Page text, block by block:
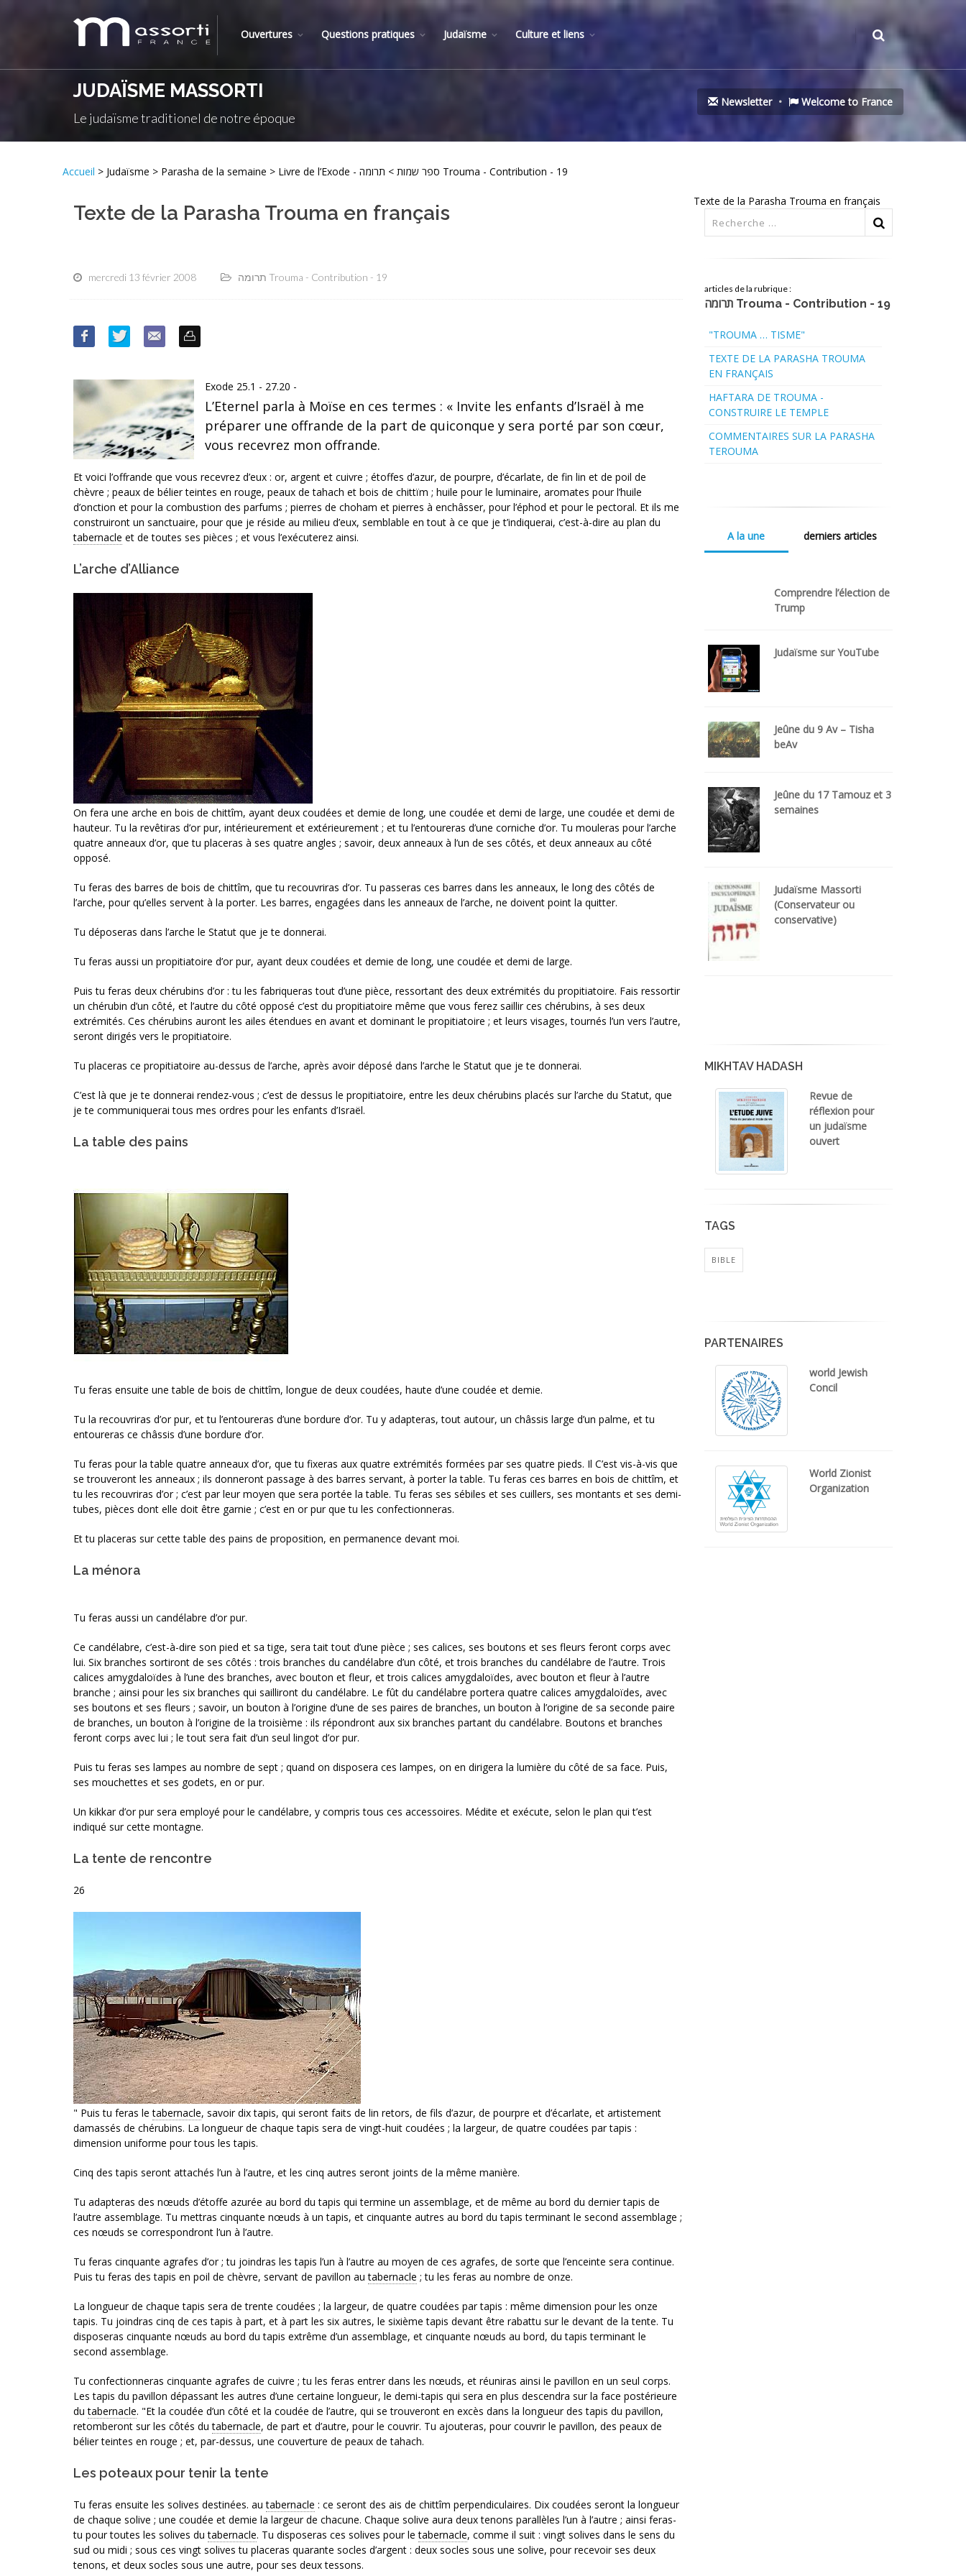
Ouvertures Questions pratiques Judaïsme Culture et liens
JUDAÏSME MASSORTI
Le judaïsme traditionel de notre époque
Newsletter Welcome to France
Accueil > Judaïsme > Parasha de la semaine > Livre de l’Exode - ספר שמות > תרומה Trouma - Contribution - 19
Texte de la Parasha Trouma en français
Texte de la Parasha Trouma en français
mercredi 13 février 2008 תרומה Trouma - Contribution - 19
Exode 25.1 - 27.20 -
L’Eternel parla à Moïse en ces termes : « Invite les enfants d’Israël à me
préparer une offrande de la part de quiconque y sera porté par son cœur,
vous recevrez mon offrande.
Et voici l’offrande que vous recevrez d’eux : or, argent et cuivre ; étoffes d’azur, de pourpre, d’écarlate, de fin lin et de poil de
chèvre ; peaux de bélier teintes en rouge, peaux de tahach et bois de chittïm ; huile pour le luminaire, aromates pour l’huile
d’onction et pour la combustion des parfums ; pierres de choham et pierres à enchâsser, pour l’éphod et pour le pectoral. Et ils me
construiront un sanctuaire, pour que je réside au milieu d’eux, semblable en tout à ce que je t’indiquerai, c’est-à-dire au plan du
tabernacle et de toutes ses pièces ; et vous l’exécuterez ainsi.
L’arche d’Alliance
On fera une arche en bois de chittîm, ayant deux coudées et demie de long, une coudée et demi de large, une coudée et demi de
hauteur. Tu la revêtiras d’or pur, intérieurement et extérieurement ; et tu l’entoureras d’une corniche d’or. Tu mouleras pour l’arche
quatre anneaux d’or, que tu placeras à ses quatre angles ; savoir, deux anneaux à l’un de ses côtés, et deux anneaux au côté
opposé.
Tu feras des barres de bois de chittîm, que tu recouvriras d’or. Tu passeras ces barres dans les anneaux, le long des côtés de
l’arche, pour qu’elles servent à la porter. Les barres, engagées dans les anneaux de l’arche, ne doivent point la quitter.
Tu déposeras dans l’arche le Statut que je te donnerai.
Tu feras aussi un propitiatoire d’or pur, ayant deux coudées et demie de long, une coudée et demi de large.
Puis tu feras deux chérubins d’or : tu les fabriqueras tout d’une pièce, ressortant des deux extrémités du propitiatoire. Fais ressortir
un chérubin d’un côté, et l’autre du côté opposé c’est du propitiatoire même que vous ferez saillir ces chérubins, à ses deux
extrémités. Ces chérubins auront les ailes étendues en avant et dominant le propitiatoire ; et leurs visages, tournés l’un vers l’autre,
seront dirigés vers le propitiatoire.
Tu placeras ce propitiatoire au-dessus de l’arche, après avoir déposé dans l’arche le Statut que je te donnerai.
C’est là que je te donnerai rendez-vous ; c’est de dessus le propitiatoire, entre les deux chérubins placés sur l’arche du Statut, que
je te communiquerai tous mes ordres pour les enfants d’Israël.
La table des pains
Tu feras ensuite une table de bois de chittîm, longue de deux coudées, haute d’une coudée et demie.
Tu la recouvriras d’or pur, et tu l’entoureras d’une bordure d’or. Tu y adapteras, tout autour, un châssis large d’un palme, et tu
entoureras ce châssis d’une bordure d’or.
Tu feras pour la table quatre anneaux d’or, que tu fixeras aux quatre extrémités formées par ses quatre pieds. Il C’est vis-à-vis que
se trouveront les anneaux ; ils donneront passage à des barres servant, à porter la table. Tu feras ces barres en bois de chittîm, et
tu les recouvriras d’or ; c’est par leur moyen que sera portée la table. Tu feras ses sébiles et ses cuillers, ses montants et ses demi-
tubes, pièces dont elle doit être garnie ; c’est en or pur que tu les confectionneras.
Et tu placeras sur cette table des pains de proposition, en permanence devant moi.
La ménora
Tu feras aussi un candélabre d’or pur.
Ce candélabre, c’est-à-dire son pied et sa tige, sera tait tout d’une pièce ; ses calices, ses boutons et ses fleurs feront corps avec
lui. Six branches sortiront de ses côtés : trois branches du candélabre d’un côté, et trois branches du candélabre de l’autre. Trois
calices amygdaloïdes à l’une des branches, avec bouton et fleur, et trois calices amygdaloïdes, avec bouton et fleur à l’autre
branche ; ainsi pour les six branches qui sailliront du candélabre. Le fût du candélabre portera quatre calices amygdaloïdes, avec
ses boutons et ses fleurs ; savoir, un bouton à l’origine d’une de ses paires de branches, un bouton à l’origine de sa seconde paire
de branches, un bouton à l’origine de la troisième : ils répondront aux six branches partant du candélabre. Boutons et branches
feront corps avec lui ; le tout sera fait d’un seul lingot d’or pur.
Puis tu feras ses lampes au nombre de sept ; quand on disposera ces lampes, on en dirigera la lumière du côté de sa face. Puis,
ses mouchettes et ses godets, en or pur.
Un kikkar d’or pur sera employé pour le candélabre, y compris tous ces accessoires. Médite et exécute, selon le plan qui t’est
indiqué sur cette montagne.
La tente de rencontre
26
" Puis tu feras letabernacle, savoir dix tapis, qui seront faits de lin retors, de fils d’azur, de pourpre et d’écarlate, et artistement
damassés de chérubins. La longueur de chaque tapis sera de vingt-huit coudées ; la largeur, de quatre coudées par tapis :
dimension uniforme pour tous les tapis.
Cinq des tapis seront attachés l’un à l’autre, et les cinq autres seront joints de la même manière.
Tu adapteras des nœuds d’étoffe azurée au bord du tapis qui termine un assemblage, et de même au bord du dernier tapis de
l’autre assemblage. Tu mettras cinquante nœuds à un tapis, et cinquante autres au bord du tapis terminant le second assemblage ;
ces nœuds se correspondront l’un à l’autre.
Tu feras cinquante agrafes d’or ; tu joindras les tapis l’un à l’autre au moyen de ces agrafes, de sorte que l’enceinte sera continue.
Puis tu feras des tapis en poil de chèvre, servant de pavillon autabernacle ; tu les feras au nombre de onze.
La longueur de chaque tapis sera de trente coudées ; la largeur, de quatre coudées par tapis : même dimension pour les onze
tapis. Tu joindras cinq de ces tapis à part, et à part les six autres, le sixième tapis devant être rabattu sur le devant de la tente. Tu
disposeras cinquante nœuds au bord du tapis extrême d’un assemblage, et cinquante nœuds au bord, du tapis terminant le
second assemblage.
Tu confectionneras cinquante agrafes de cuivre ; tu les feras entrer dans les nœuds, et réuniras ainsi le pavillon en un seul corps.
Les tapis du pavillon dépassant les autres d’une certaine longueur, le demi-tapis qui sera en plus descendra sur la face postérieure
dutabernacle. "Et la coudée d’un côté et la coudée de l’autre, qui se trouveront en excès dans la longueur des tapis du pavillon,
retomberont sur les côtés dutabernacle, de part et d’autre, pour le couvrir. Tu ajouteras, pour couvrir le pavillon, des peaux de
bélier teintes en rouge ; et, par-dessus, une couverture de peaux de tahach.
Les poteaux pour tenir la tente
Tu feras ensuite les solives destinées. autabernacle : ce seront des ais de chittîm perpendiculaires. Dix coudées seront la longueur
de chaque solive ; une coudée et demie la largeur de chacune. Chaque solive aura deux tenons parallèles l’un à l’autre ; ainsi feras-
tu pour toutes les solives dutabernacle. Tu disposeras ces solives pour letabernacle, comme il suit : vingt solives dans le sens du
sud ou midi ; sous ces vingt solives tu placeras quarante socles d’argent : deux socles sous une solive, pour recevoir ses deux
tenons, et deux socles sous une autre, pour ses deux tessons.
articles de la rubrique :
תרומה Trouma - Contribution - 19
"TROUMA … TISME"
TEXTE DE LA PARASHA TROUMA
EN FRANÇAIS
HAFTARA DE TROUMA -
CONSTRUIRE LE TEMPLE
COMMENTAIRES SUR LA PARASHA
TEROUMA
A la une derniers articles
Comprendre l’élection de
Trump
Judaïsme sur YouTube
Jeûne du 9 Av – Tisha
beAv
Jeûne du 17 Tamouz et 3
semaines
Judaïsme Massorti
(Conservateur ou
conservative)
MIKHTAV HADASH
Revue de
réflexion pour
un judaïsme
ouvert
TAGS
BIBLE
PARTENAIRES
world Jewish
Concil
World Zionist
Organization